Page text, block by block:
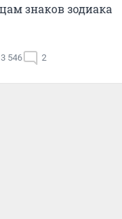
знаков зодиака
3 546 2